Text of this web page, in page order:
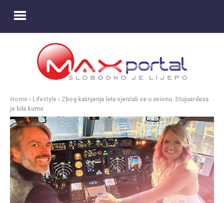
Home Lifestyle
Zbog kašnjenja leta vjenčali se u avionu. Stujuardesa
je bila kuma